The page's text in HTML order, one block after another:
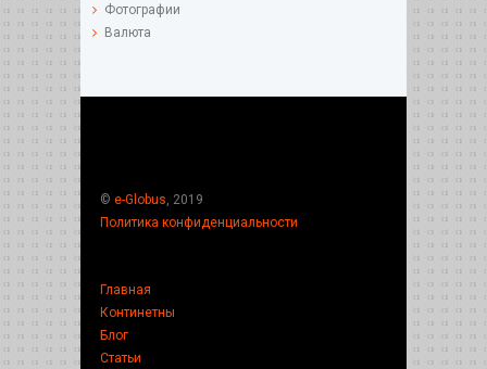
Фотографии
Валюта
© e-Globus , 2019
Политика конфиденциальности
Главная
Континетны
Блог
Статьи